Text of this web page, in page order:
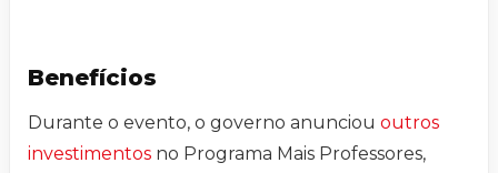
Benefícios
Durante o evento, o governo anunciou outros
investimentos no Programa Mais Professores,